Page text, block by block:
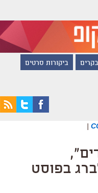
ביקורות סרטים
|
בפוסט